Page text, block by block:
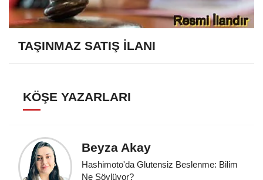
TAŞINMAZ SATIŞ İLANI
KÖŞE YAZARLARI
Beyza Akay
Hashimoto'da Glutensiz Beslenme: Bilim
Ne Söylüyor?